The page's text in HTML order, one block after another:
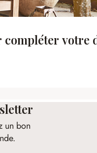
compléter votre
un bon